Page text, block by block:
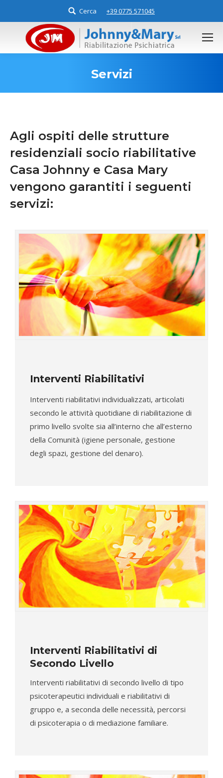
Search:
Cerca +39 0775 571045
Servizi
Agli ospiti delle strutture
residenziali socio riabilitative
Casa Johnny e Casa Mary
vengono garantiti i seguenti
servizi:
Interventi Riabilitativi
Interventi riabilitativi individualizzati, articolati
secondo le attività quotidiane di riabilitazione di
primo livello svolte sia all’interno che all’esterno
della Comunità (igiene personale, gestione
degli spazi, gestione del denaro).
Interventi Riabilitativi di
Secondo Livello
Interventi riabilitativi di secondo livello di tipo
psicoterapeutici individuali e riabilitativi di
gruppo e, a seconda delle necessità, percorsi
di psicoterapia o di mediazione familiare.